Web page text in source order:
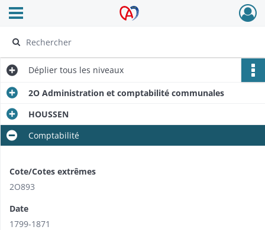
Archives Alsace - Colmar
Ouvrir le menu déroulant
Déplier tous les niveaux
2O Administration et comptabilité communales
HOUSSEN
Comptabilité
Cote/Cotes extrêmes
2O893
Date
1799-1871